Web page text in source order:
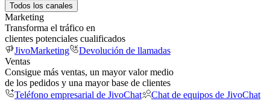
Todos los canales
Marketing
Transforma el tráfico en
clientes potenciales cualificados
JivoMarketing
Devolución de llamadas
Ventas
Consigue más ventas, un mayor valor medio
de los pedidos y una mayor base de clientes
Teléfono empresarial de JivoChat
Chat de equipos de JivoChat